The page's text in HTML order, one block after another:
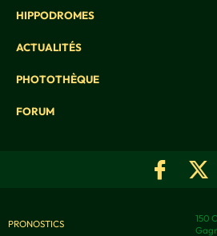
HIPPODROMES
ACTUALITÉS
PHOTOTHÈQUE
FORUM
PRONOSTICS
150